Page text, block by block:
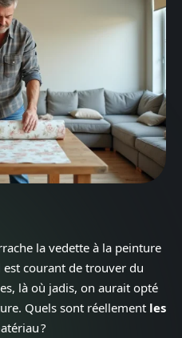
la vedette à la peinture
courant de trouver du
là où jadis, on aurait opté
Quels sont réellement les
?